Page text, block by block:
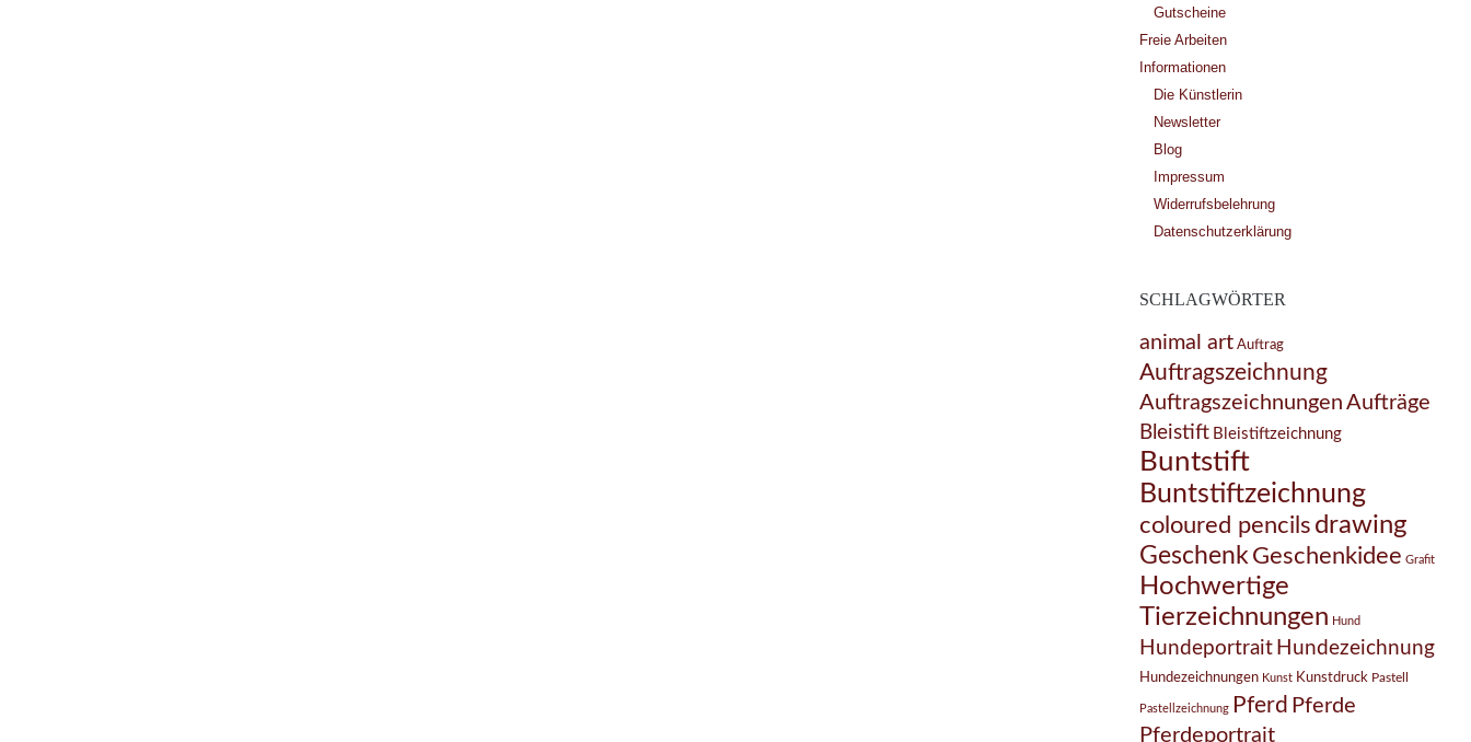
Gutscheine
Freie Arbeiten
Informationen
Die Künstlerin
Newsletter
Blog
Impressum
Widerrufsbelehrung
Datenschutzerklärung
SCHLAGWÖRTER
animal art Auftrag
Auftragszeichnung
Auftragszeichnungen Aufträge
Bleistift Bleistiftzeichnung
Buntstift
Buntstiftzeichnung
coloured pencils drawing
Geschenk Geschenkidee Grafit
Hochwertige
Tierzeichnungen Hund
Hundeportrait Hundezeichnung
Hundezeichnungen Kunst Kunstdruck Pastell
Pastellzeichnung Pferd Pferde
Pferdeportrait